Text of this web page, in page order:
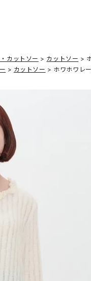
カットソー カットソー
カットソー ホワホワレ